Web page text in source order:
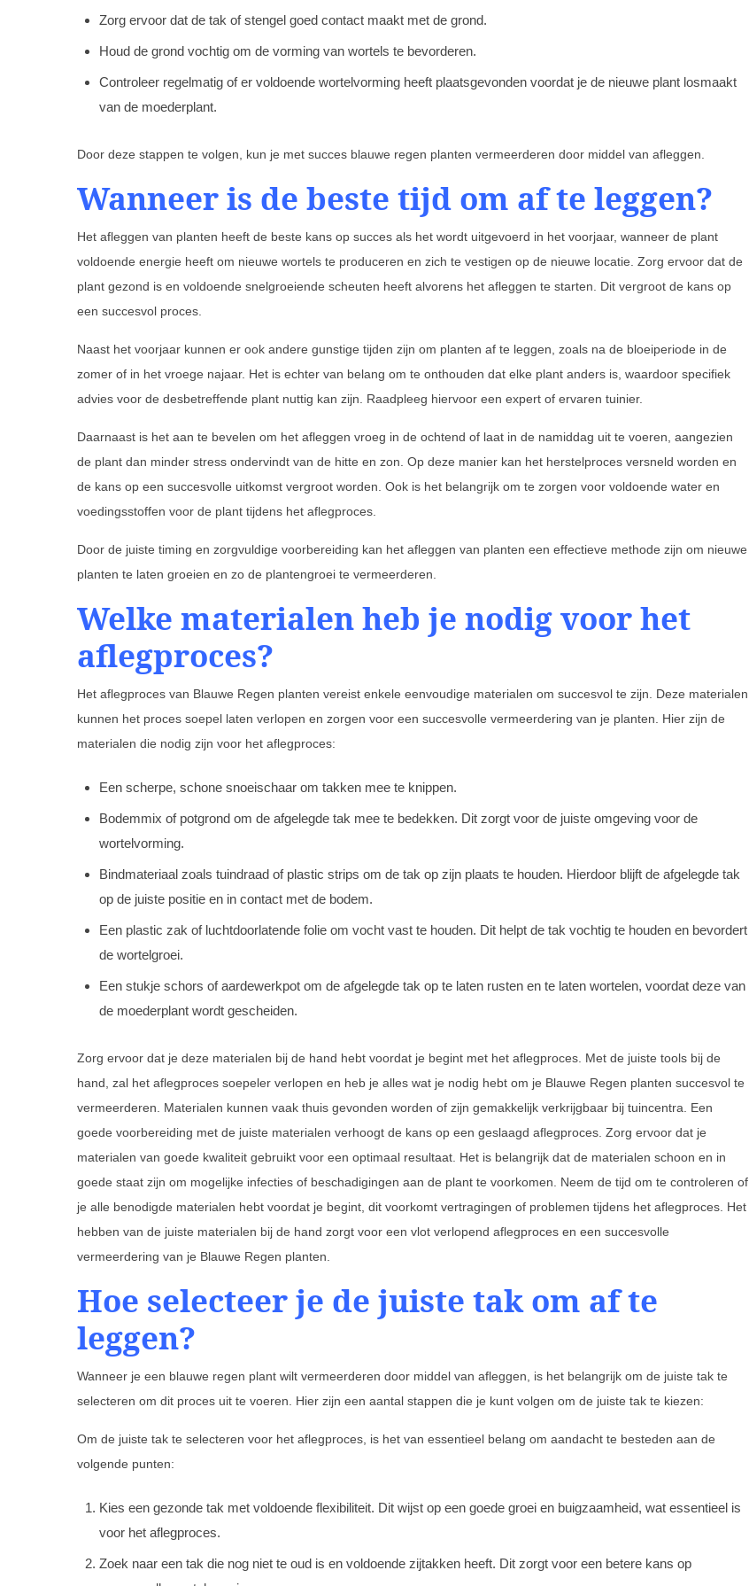
Zorg ervoor dat de tak of stengel goed contact maakt met de grond.
Houd de grond vochtig om de vorming van wortels te bevorderen.
Controleer regelmatig of er voldoende wortelvorming heeft plaatsgevonden voordat je de nieuwe plant losmaakt
van de moederplant.
Door deze stappen te volgen, kun je met succes blauwe regen planten vermeerderen door middel van afleggen.
Wanneer is de beste tijd om af te leggen?
Het afleggen van planten heeft de beste kans op succes als het wordt uitgevoerd in het voorjaar, wanneer de plant
voldoende energie heeft om nieuwe wortels te produceren en zich te vestigen op de nieuwe locatie. Zorg ervoor dat de
plant gezond is en voldoende snelgroeiende scheuten heeft alvorens het afleggen te starten. Dit vergroot de kans op
een succesvol proces.
Naast het voorjaar kunnen er ook andere gunstige tijden zijn om planten af te leggen, zoals na de bloeiperiode in de
zomer of in het vroege najaar. Het is echter van belang om te onthouden dat elke plant anders is, waardoor specifiek
advies voor de desbetreffende plant nuttig kan zijn. Raadpleeg hiervoor een expert of ervaren tuinier.
Daarnaast is het aan te bevelen om het afleggen vroeg in de ochtend of laat in de namiddag uit te voeren, aangezien
de plant dan minder stress ondervindt van de hitte en zon. Op deze manier kan het herstelproces versneld worden en
de kans op een succesvolle uitkomst vergroot worden. Ook is het belangrijk om te zorgen voor voldoende water en
voedingsstoffen voor de plant tijdens het aflegproces.
Door de juiste timing en zorgvuldige voorbereiding kan het afleggen van planten een effectieve methode zijn om nieuwe
planten te laten groeien en zo de plantengroei te vermeerderen.
Welke materialen heb je nodig voor het
aflegproces?
Het aflegproces van Blauwe Regen planten vereist enkele eenvoudige materialen om succesvol te zijn. Deze materialen
kunnen het proces soepel laten verlopen en zorgen voor een succesvolle vermeerdering van je planten. Hier zijn de
materialen die nodig zijn voor het aflegproces:
Een scherpe, schone snoeischaar om takken mee te knippen.
Bodemmix of potgrond om de afgelegde tak mee te bedekken. Dit zorgt voor de juiste omgeving voor de
wortelvorming.
Bindmateriaal zoals tuindraad of plastic strips om de tak op zijn plaats te houden. Hierdoor blijft de afgelegde tak
op de juiste positie en in contact met de bodem.
Een plastic zak of luchtdoorlatende folie om vocht vast te houden. Dit helpt de tak vochtig te houden en bevordert
de wortelgroei.
Een stukje schors of aardewerkpot om de afgelegde tak op te laten rusten en te laten wortelen, voordat deze van
de moederplant wordt gescheiden.
Zorg ervoor dat je deze materialen bij de hand hebt voordat je begint met het aflegproces. Met de juiste tools bij de
hand, zal het aflegproces soepeler verlopen en heb je alles wat je nodig hebt om je Blauwe Regen planten succesvol te
vermeerderen. Materialen kunnen vaak thuis gevonden worden of zijn gemakkelijk verkrijgbaar bij tuincentra. Een
goede voorbereiding met de juiste materialen verhoogt de kans op een geslaagd aflegproces. Zorg ervoor dat je
materialen van goede kwaliteit gebruikt voor een optimaal resultaat. Het is belangrijk dat de materialen schoon en in
goede staat zijn om mogelijke infecties of beschadigingen aan de plant te voorkomen. Neem de tijd om te controleren of
je alle benodigde materialen hebt voordat je begint, dit voorkomt vertragingen of problemen tijdens het aflegproces. Het
hebben van de juiste materialen bij de hand zorgt voor een vlot verlopend aflegproces en een succesvolle
vermeerdering van je Blauwe Regen planten.
Hoe selecteer je de juiste tak om af te
leggen?
Wanneer je een blauwe regen plant wilt vermeerderen door middel van afleggen, is het belangrijk om de juiste tak te
selecteren om dit proces uit te voeren. Hier zijn een aantal stappen die je kunt volgen om de juiste tak te kiezen:
Om de juiste tak te selecteren voor het aflegproces, is het van essentieel belang om aandacht te besteden aan de
volgende punten:
Kies een gezonde tak met voldoende flexibiliteit. Dit wijst op een goede groei en buigzaamheid, wat essentieel is
voor het aflegproces.
Zoek naar een tak die nog niet te oud is en voldoende zijtakken heeft. Dit zorgt voor een betere kans op